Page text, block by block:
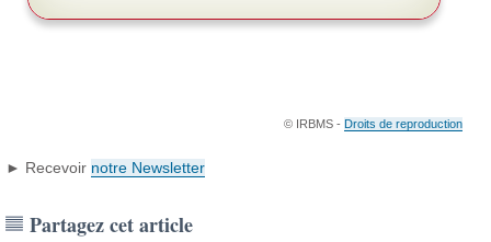
© IRBMS - Droits de reproduction
► Recevoir notre Newsletter
Partagez cet article